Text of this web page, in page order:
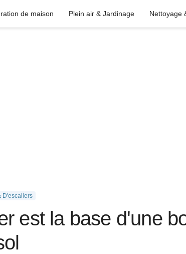
de maison Plein air & Jardinage Nettoyage
D'escaliers
est la base d'une